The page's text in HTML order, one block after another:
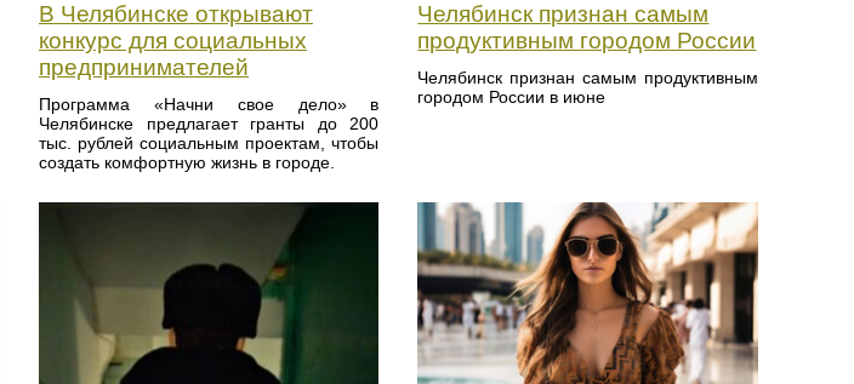
В Челябинске открывают
конкурс для социальных
предпринимателей
Программа «Начни свое дело» в
Челябинске предлагает гранты до 200
тыс. рублей социальным проектам, чтобы
создать комфортную жизнь в городе.
Челябинск признан самым
продуктивным городом России
Челябинск признан самым продуктивным
городом России в июне